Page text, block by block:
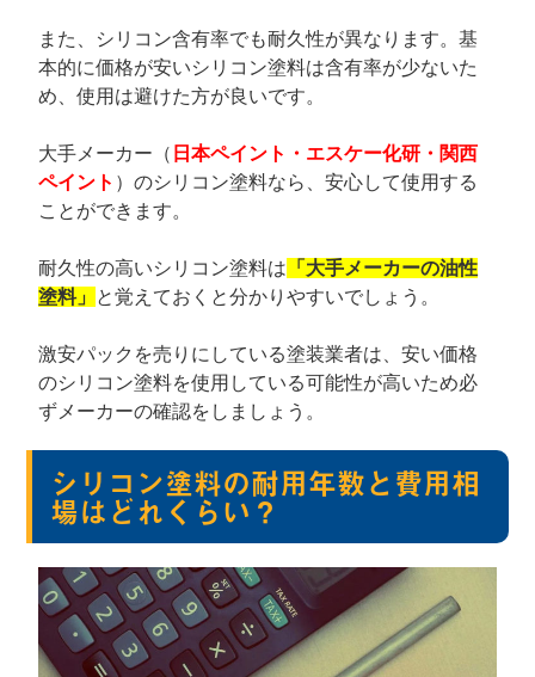
また、シリコン含有率でも耐久性が異なります。基
本的に価格が安いシリコン塗料は含有率が少ないた
め、使用は避けた方が良いです。
大手メーカー（ 日本ペイント・エスケー化研・関西
ペイント ）のシリコン塗料なら、安心して使用する
ことができます。
耐久性の高いシリコン塗料は 「大手メーカーの油性
塗料」 と覚えておくと分かりやすいでしょう。
激安パックを売りにしている塗装業者は、安い価格
のシリコン塗料を使用している可能性が高いため必
ずメーカーの確認をしましょう。
シリコン塗料の耐用年数と費用相
場はどれくらい？